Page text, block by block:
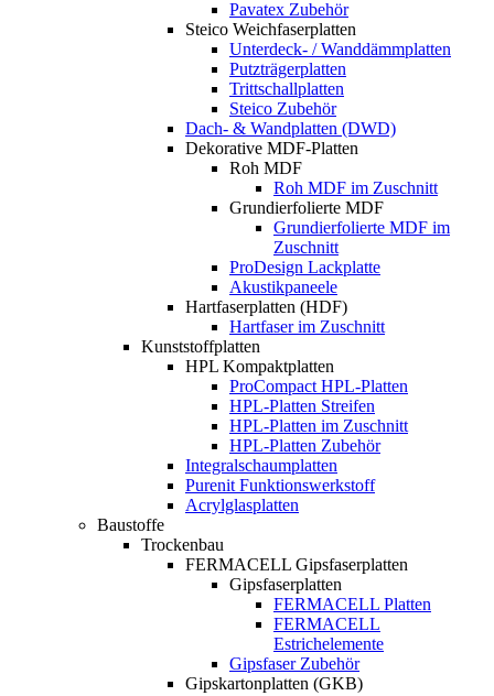
Pavatex Zubehör
Steico Weichfaserplatten
Unterdeck- / Wanddämmplatten
Putzträgerplatten
Trittschallplatten
Steico Zubehör
Dach- & Wandplatten (DWD)
Dekorative MDF-Platten
Roh MDF
Roh MDF im Zuschnitt
Grundierfolierte MDF
Grundierfolierte MDF im
Zuschnitt
ProDesign Lackplatte
Akustikpaneele
Hartfaserplatten (HDF)
Hartfaser im Zuschnitt
Kunststoffplatten
HPL Kompaktplatten
ProCompact HPL-Platten
HPL-Platten Streifen
HPL-Platten im Zuschnitt
HPL-Platten Zubehör
Integralschaumplatten
Purenit Funktionswerkstoff
Acrylglasplatten
Baustoffe
Trockenbau
FERMACELL Gipsfaserplatten
Gipsfaserplatten
FERMACELL Platten
FERMACELL
Estrichelemente
Gipsfaser Zubehör
Gipskartonplatten (GKB)